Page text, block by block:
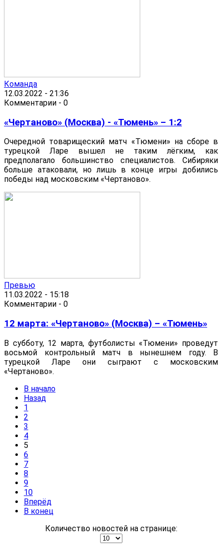
Команда
12.03.2022 - 21:36
Комментарии - 0
«Чертаново» (Москва) - «Тюмень» – 1:2
Очередной товарищеский матч «Тюмени» на сборе в
турецкой Ларе вышел не таким лёгким, как
предполагало большинство специалистов. Сибиряки
больше атаковали, но лишь в конце игры добились
победы над московским «Чертаново».
Превью
11.03.2022 - 15:18
Комментарии - 0
12 марта: «Чертаново» (Москва) – «Тюмень»
В субботу, 12 марта, футболисты «Тюмени» проведут
восьмой контрольный матч в нынешнем году. В
турецкой Ларе они сыграют с московским
«Чертаново».
В начало
Назад
1
2
3
4
5
6
7
8
9
10
Вперёд
В конец
Количество новостей на странице: